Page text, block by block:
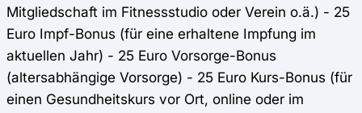
Mitgliedschaft im Fitnessstudio oder Verein o.ä.) - 25
Euro Impf-Bonus (für eine erhaltene Impfung im
aktuellen Jahr) - 25 Euro Vorsorge-Bonus
(altersabhängige Vorsorge) - 25 Euro Kurs-Bonus (für
einen Gesundheitskurs vor Ort, online oder im